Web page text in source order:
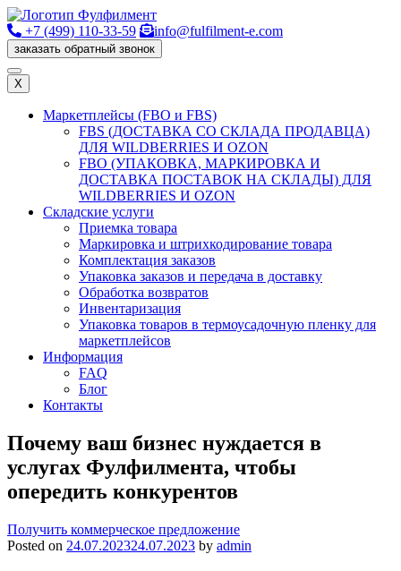
+7 (499) 110-33-59 info@fulfilment-e.com
заказать обратный звонок
X
Маркетплейсы (FBO и FBS)
FBS (ДОСТАВКА СО СКЛАДА ПРОДАВЦА)
ДЛЯ WILDBERRIES И OZON
FBO (УПАКОВКА, МАРКИРОВКА И
ДОСТАВКА ПОСТАВОК НА СКЛАДЫ) ДЛЯ
WILDBERRIES И OZON
Cкладские услуги
Приемка товара
Маркировка и штрихкодирование товара
Комплектация заказов
Упаковка заказов и передача в доставку
Обработка возвратов
Инвентаризация
Упаковка товаров в термоусадочную пленку для
маркетплейсов
Информация
FAQ
Блог
Контакты
Почему ваш бизнес нуждается в
услугах Фулфилмента, чтобы
опередить конкурентов
Получить коммерческое предложение
Posted on 24.07.202324.07.2023 by admin